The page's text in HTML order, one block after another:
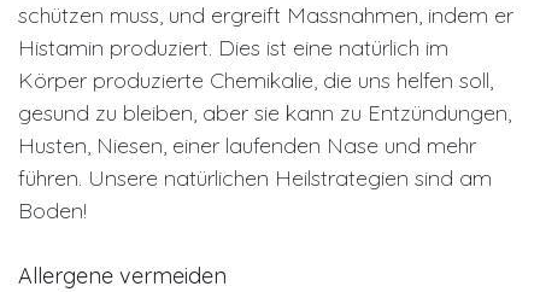
schützen muss, und ergreift Massnahmen, indem er
Histamin produziert. Dies ist eine natürlich im
Körper produzierte Chemikalie, die uns helfen soll,
gesund zu bleiben, aber sie kann zu Entzündungen,
Husten, Niesen, einer laufenden Nase und mehr
führen. Unsere natürlichen Heilstrategien sind am
Boden!
Allergene vermeiden